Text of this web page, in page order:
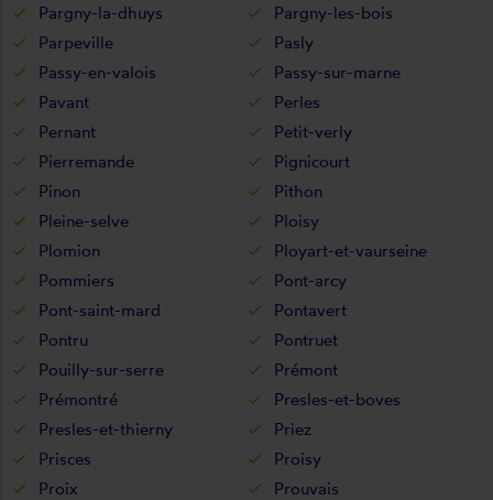
Pargny-la-dhuys
Pargny-les-bois
Parpeville
Pasly
Passy-en-valois
Passy-sur-marne
Pavant
Perles
Pernant
Petit-verly
Pierremande
Pignicourt
Pinon
Pithon
Pleine-selve
Ploisy
Plomion
Ployart-et-vaurseine
Pommiers
Pont-arcy
Pont-saint-mard
Pontavert
Pontru
Pontruet
Pouilly-sur-serre
Prémont
Prémontré
Presles-et-boves
Presles-et-thierny
Priez
Prisces
Proisy
Proix
Prouvais